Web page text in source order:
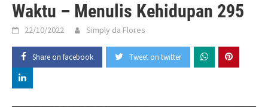
Waktu – Menulis Kehidupan 295
22/10/2022 Simply da Flores
Share on facebook Tweet on twitter